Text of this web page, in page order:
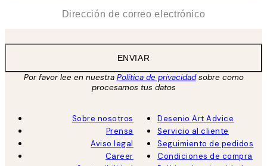
ENVIAR
Por favor lee en nuestra Política de privacidadsobre como
procesamos tus datos
Sobre nosotros
Prensa
Aviso legal
Career
Desenio Art Advice
Servicio al cliente
Seguimiento de pedidos
Condiciones de compra